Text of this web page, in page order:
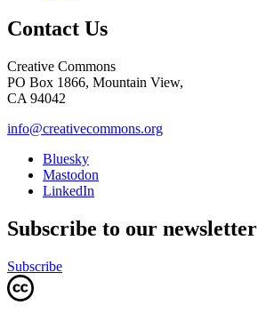
Contact Us
Creative Commons
PO Box 1866, Mountain View,
CA 94042
info@creativecommons.org
Bluesky
Mastodon
LinkedIn
Subscribe to our newsletter
Subscribe